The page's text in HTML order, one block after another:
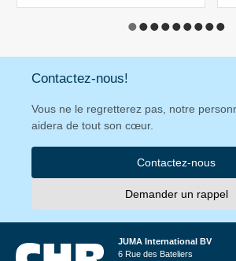
Contactez-nous!
Vous ne le regretterez pas, notre
aidera de tout son cœur.
Contactez-nous
Demander un rappel
JUMA International BV
6 Rue des Bateliers